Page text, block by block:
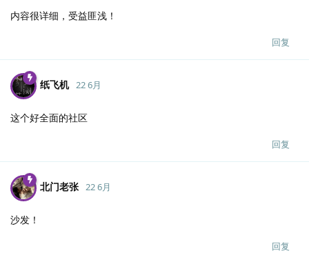
内容很详细，受益匪浅！
回复
纸飞机 22 6月
这个好全面的社区
回复
北门老张 22 6月
沙发！
回复